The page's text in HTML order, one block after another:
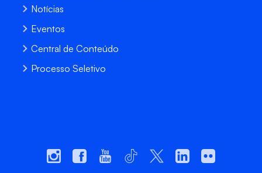
Notícias
Eventos
Central de Conteúdo
Processo Seletivo